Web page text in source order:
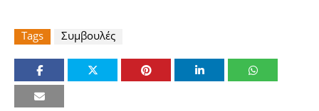
Tags Συμβουλές